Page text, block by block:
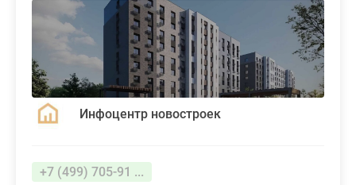
Инфоцентр новостроек
+7 (499) 705-91 ...